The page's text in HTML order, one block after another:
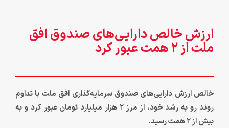
ارزش خالص دارایی‌های صندوق افق
ملت از ۲ همت عبور کرد
خالص ارزش دارایی‌های صندوق سرمایه‌گذاری افق ملت با تداوم
روند رو به رشد خود، از مرز ۲ هزار میلیارد تومان عبور کرد و به
بیش از ۲ همت رسید.